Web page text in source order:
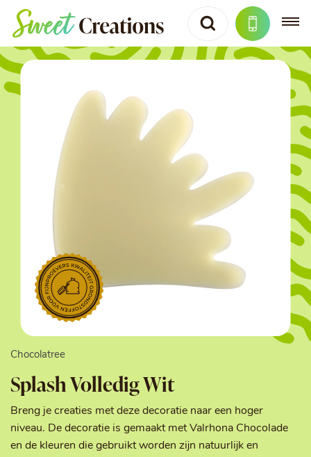
Chocolatree
Splash Volledig Wit
Breng je creaties met deze decoratie naar een hoger
niveau. De decoratie is gemaakt met Valrhona Chocolade
en de kleuren die gebruikt worden zijn natuurlijk en